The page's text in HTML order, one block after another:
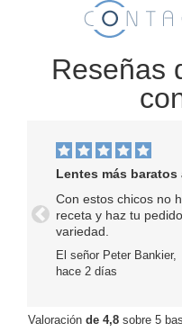
Reseñas
Lentes más
Con estos chicos no
receta y haz tu
variedad.
El señor Peter Bankier,
hace 2 días
Anterior
Valoración de 4,8sobre 5